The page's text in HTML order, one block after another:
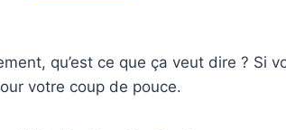
qu’est ce que ça veut dire ? Si
votre coup de pouce.